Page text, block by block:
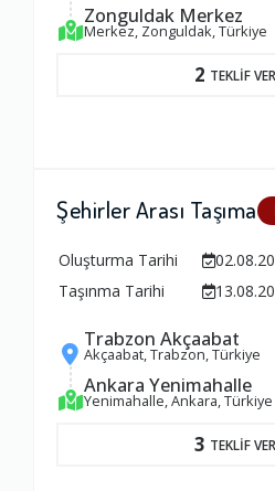
Zonguldak Merkez
Merkez, Zonguldak, Türkiye
2 TEKLİF
Şehirler Arası Taşıma
Oluşturma Tarihi
Taşınma Tarihi
Trabzon Akçaabat
Akçaabat, Trabzon, Türkiye
Ankara Yenimahalle
Yenimahalle, Ankara, Türkiye
3 TEKLİF